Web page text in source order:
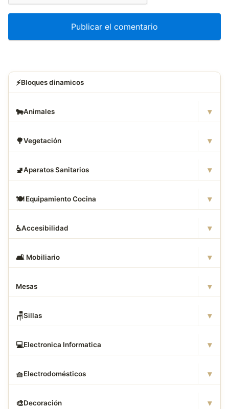
⚡Bloques dinamicos
🐄Animales ▾
🌳Vegetación ▾
🚽Aparatos Sanitarios ▾
🍽️ Equipamiento Cocina ▾
♿Accesibilidad ▾
🛋 ️ Mobiliario ▾
Mesas ▾
🪑Sillas ▾
💻Electronica Informatica ▾
🧺Electrodomésticos ▾
🎨Decoración ▾